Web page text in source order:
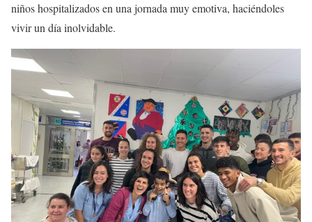
niños hospitalizados en una jornada muy emotiva, haciéndoles
vivir un día inolvidable.